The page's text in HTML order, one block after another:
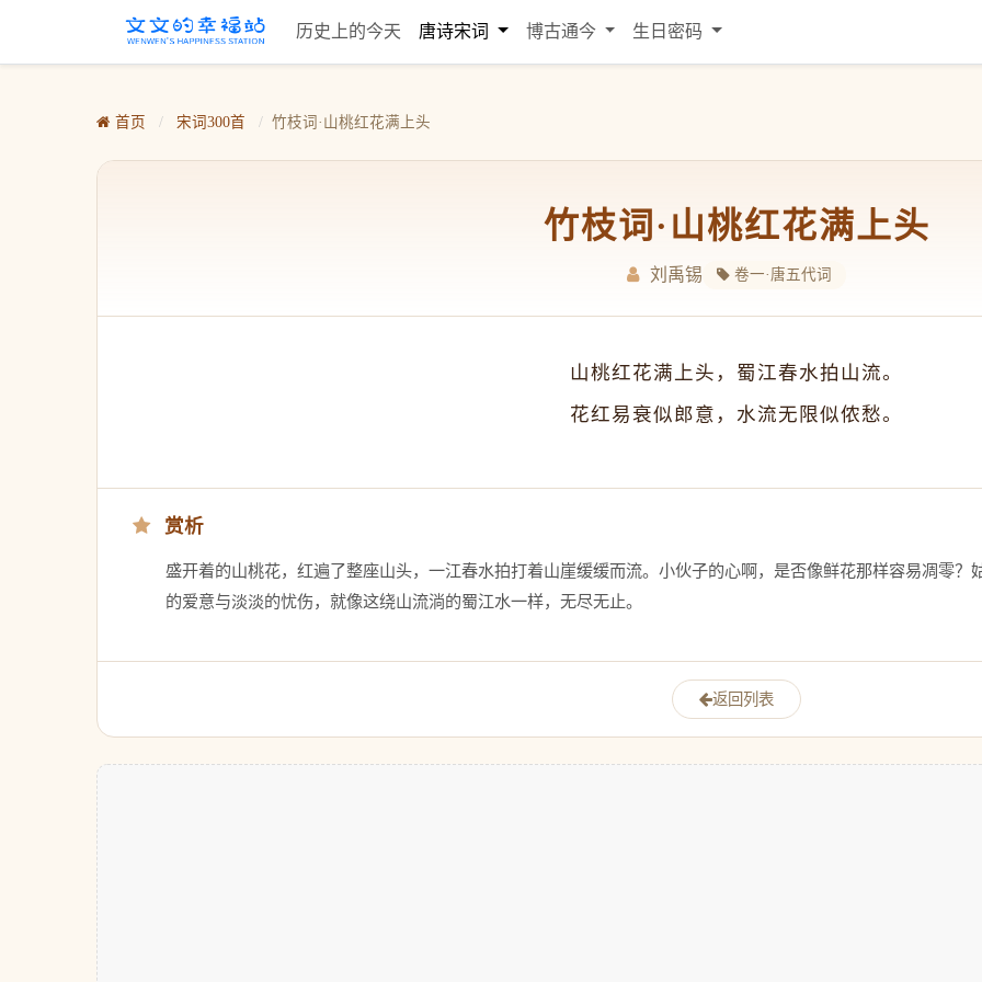
历史上的今天 唐诗宋词 博古通今 生日密码
首页 / 宋词300首 / 竹枝词·山桃红花满上头
竹枝词·山桃红花满上头
刘禹锡 卷一·唐五代词
山桃红花满上头，蜀江春水拍山流。
花红易衰似郎意，水流无限似侬愁。
赏析
盛开着的山桃花，红遍了整座山头，一江春水拍打着山崖缓缓而流。小伙子的心啊，是否像鲜花那样容易凋零？
的爱意与淡淡的忧伤，就像这绕山流淌的蜀江水一样，无尽无止。
返回列表